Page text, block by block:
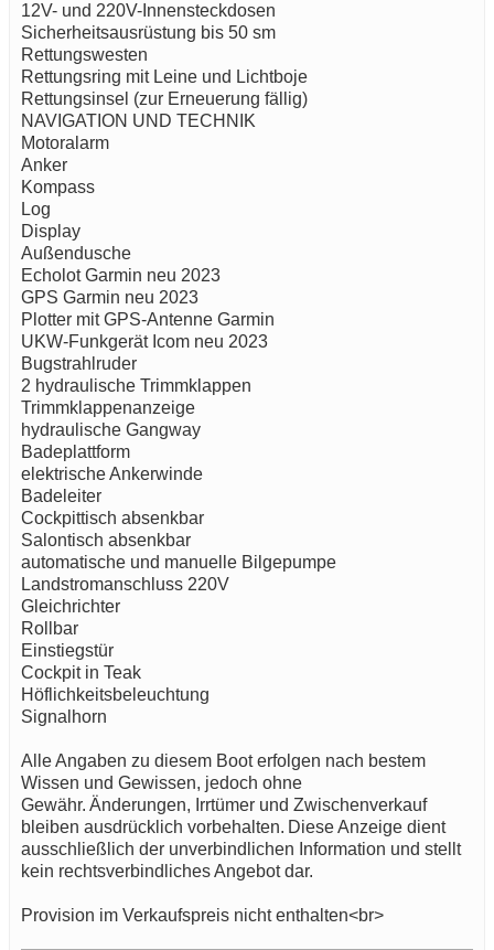
12V- und 220V-Innensteckdosen
Sicherheitsausrüstung bis 50 sm
Rettungswesten
Rettungsring mit Leine und Lichtboje
Rettungsinsel (zur Erneuerung fällig)
NAVIGATION UND TECHNIK
Motoralarm
Anker
Kompass
Log
Display
Außendusche
Echolot Garmin neu 2023
GPS Garmin neu 2023
Plotter mit GPS-Antenne Garmin
UKW-Funkgerät Icom neu 2023
Bugstrahlruder
2 hydraulische Trimmklappen
Trimmklappenanzeige
hydraulische Gangway
Badeplattform
elektrische Ankerwinde
Badeleiter
Cockpittisch absenkbar
Salontisch absenkbar
automatische und manuelle Bilgepumpe
Landstromanschluss 220V
Gleichrichter
Rollbar
Einstiegstür
Cockpit in Teak
Höflichkeitsbeleuchtung
Signalhorn
Alle Angaben zu diesem Boot erfolgen nach bestem
Wissen und Gewissen, jedoch ohne
Gewähr. Änderungen, Irrtümer und Zwischenverkauf
bleiben ausdrücklich vorbehalten. Diese Anzeige dient
ausschließlich der unverbindlichen Information und stellt
kein rechtsverbindliches Angebot dar.
Provision im Verkaufspreis nicht enthalten<br>